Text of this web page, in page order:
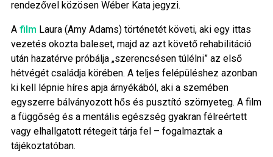
rendezővel közösen Wéber Kata jegyzi.
A film Laura (Amy Adams) történetét követi, aki egy ittas
vezetés okozta baleset, majd az azt követő rehabilitáció
után hazatérve próbálja „szerencsésen túlélni” az első
hétvégét családja körében. A teljes felépüléshez azonban
ki kell lépnie híres apja árnyékából, aki a szemében
egyszerre bálványozott hős és pusztító szörnyeteg. A film
a függőség és a mentális egészség gyakran félreértett
vagy elhallgatott rétegeit tárja fel – fogalmaztak a
tájékoztatóban.